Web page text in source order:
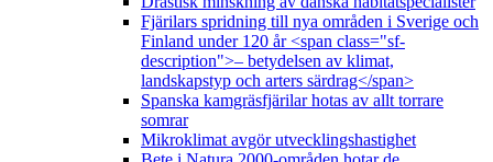
Fjärilars spridning till nya områden i Sverige och
Finland under 120 år <span class="sf-
description">– betydelsen av klimat,
landskapstyp och arters särdrag</span>
Spanska kamgräsfjärilar hotas av allt torrare
somrar
Mikroklimat avgör utvecklingshastighet